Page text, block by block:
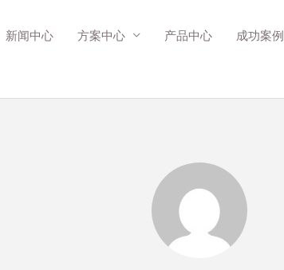
新闻中心 方案中心 产品中心 成功案例